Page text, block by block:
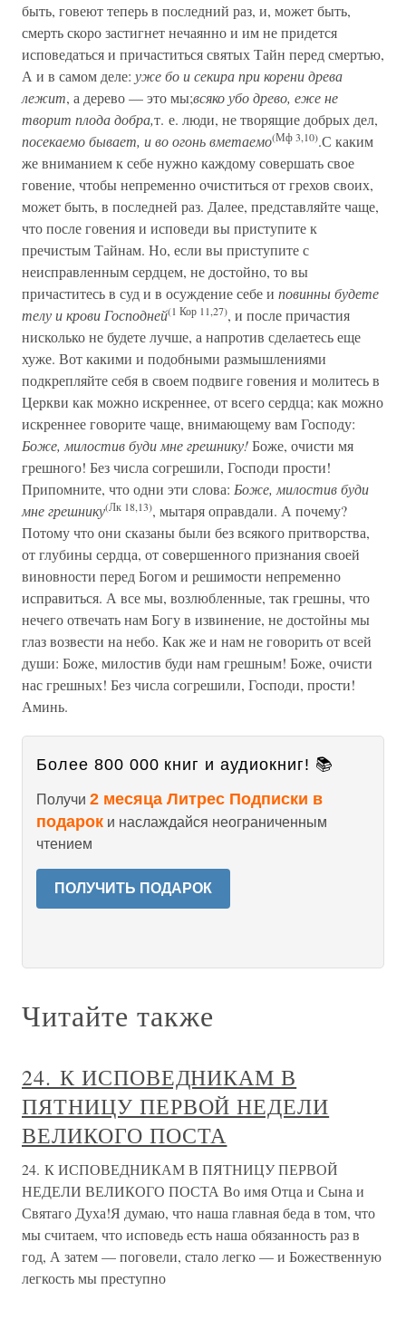
быть, говеют теперь в последний раз, и, может быть,
смерть скоро застигнет нечаянно и им не придется
исповедаться и причаститься святых Тайн перед смертью,
А и в самом деле: уже бо и секира при корени древа
лежит, а дерево — это мы;всяко убо древо, еже не
творит плода добра,т. е. люди, не творящие добрых дел,
посекаемо бывает, и во огонь вметаемо(Мф 3,10).С каким
же вниманием к себе нужно каждому совершать свое
говение, чтобы непременно очиститься от грехов своих,
может быть, в последней раз. Далее, представляйте чаще,
что после говения и исповеди вы приступите к
пречистым Тайнам. Но, если вы приступите с
неисправленным сердцем, не достойно, то вы
причаститесь в суд и в осуждение себе и повинны будете
телу и крови Господней(1 Кор 11,27), и после причастия
нисколько не будете лучше, а напротив сделаетесь еще
хуже. Вот какими и подобными размышлениями
подкрепляйте себя в своем подвиге говения и молитесь в
Церкви как можно искреннее, от всего сердца; как можно
искреннее говорите чаще, внимающему вам Господу:
Боже, милостив буди мне грешнику!Боже, очисти мя
грешного! Без числа согрешили, Господи прости!
Припомните, что одни эти слова: Боже, милостив буди
мне грешнику(Лк 18,13), мытаря оправдали. А почему?
Потому что они сказаны были без всякого притворства,
от глубины сердца, от совершенного признания своей
виновности перед Богом и решимости непременно
исправиться. А все мы, возлюбленные, так грешны, что
нечего отвечать нам Богу в извинение, не достойны мы
глаз возвести на небо. Как же и нам не говорить от всей
души: Боже, милостив буди нам грешным! Боже, очисти
нас грешных! Без числа согрешили, Господи, прости!
Аминь.
Более 800 000 книг и аудиокниг! 📚
Получи 2 месяца Литрес Подписки в
подарок и наслаждайся неограниченным
чтением
ПОЛУЧИТЬ ПОДАРОК
Читайте также
24. К ИСПОВЕДНИКАМ В
ПЯТНИЦУ ПЕРВОЙ НЕДЕЛИ
ВЕЛИКОГО ПОСТА
24. К ИСПОВЕДНИКАМ В ПЯТНИЦУ ПЕРВОЙ
НЕДЕЛИ ВЕЛИКОГО ПОСТА Во имя Отца и Сына и
Святаго Духа!Я думаю, что наша главная беда в том, что
мы считаем, что исповедь есть наша обязанность раз в
год, А затем — поговели, стало легко — и Божественную
легкость мы преступно